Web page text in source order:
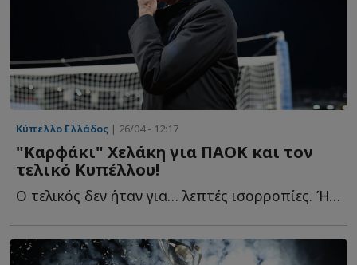
Κύπελλο Ελλάδος | 26/04 - 12:17
"Καρφάκι" Χελάκη για ΠΑΟΚ και τον
τελικό Κυπέλλου!
Ο τελικός δεν ήταν για… λεπτές ισορροπίες. Ήταν για χ...